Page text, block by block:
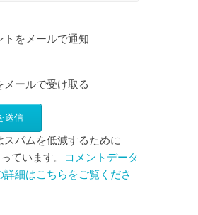
トをメールで通知
メールで受け取る
スパムを低減するために
ています。
コメントデータ
細はこちらをご覧くださ